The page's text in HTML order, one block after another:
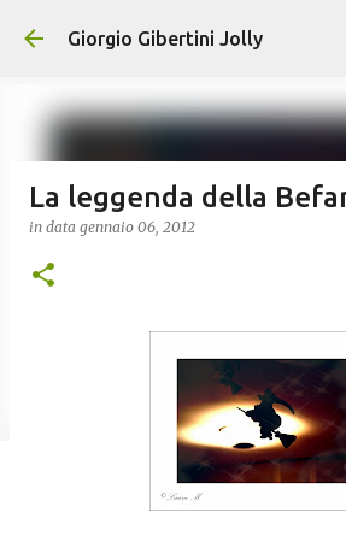
Passa ai contenuti
Giorgio Gibertini Jolly
La leggenda della
in data gennaio 06, 2012